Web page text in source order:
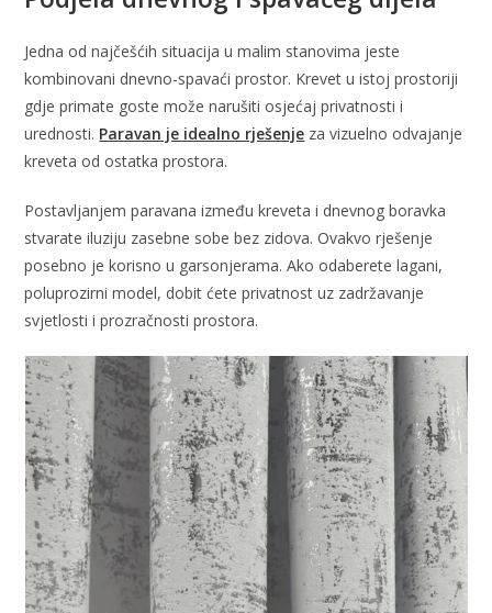
Jedna od najčešćih situacija u malim stanovima jeste
kombinovani dnevno-spavaći prostor. Krevet u istoj prostoriji
gdje primate goste može narušiti osjećaj privatnosti i
urednosti. Paravan je idealno rješenje za vizuelno odvajanje
kreveta od ostatka prostora.
Postavljanjem paravana između kreveta i dnevnog boravka
stvarate iluziju zasebne sobe bez zidova. Ovakvo rješenje
posebno je korisno u garsonjerama. Ako odaberete lagani,
poluprozirni model, dobit ćete privatnost uz zadržavanje
svjetlosti i prozračnosti prostora.